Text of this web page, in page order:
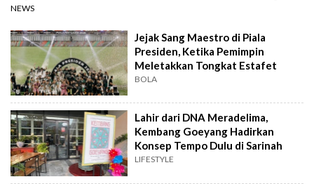
NEWS
Jejak Sang Maestro di Piala
Presiden, Ketika Pemimpin
Meletakkan Tongkat Estafet
BOLA
Lahir dari DNA Meradelima,
Kembang Goeyang Hadirkan
Konsep Tempo Dulu di Sarinah
LIFESTYLE